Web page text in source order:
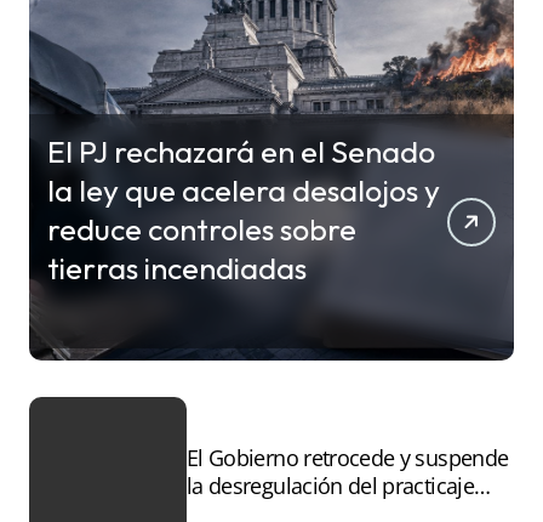
El PJ rechazará en el Senado
la ley que acelera desalojos y
reduce controles sobre
tierras incendiadas
El Gobierno retrocede y suspende
la desregulación del practicaje